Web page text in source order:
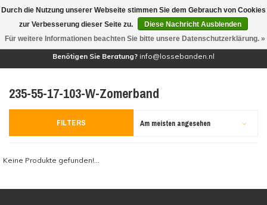
(0)
Benötigen Sie Beratung? info@lossebanden.nl
235-55-17-103-W-Zomerband
FILTERS Am meisten angesehen
Keine Produkte gefunden!...
Durch die Nutzung unserer Webseite stimmen Sie dem Gebrauch von Cookies
zur Verbesserung dieser Seite zu.
Diese Nachricht Ausblenden
Für weitere Informationen beachten Sie bitte unsere Datenschutzerklärung. »